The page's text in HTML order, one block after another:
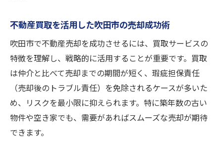
仲介と買取の違いが不動産売却に与える影
響
不動産売却の安心を得るための選択ポイン
ト
手数料ゼロで高額売却するための判断ポイント
不動産買取を活用した吹田市の売却成功術
吹田市で不動産売却を成功させるには、買取サービスの
特徴を理解し、戦略的に活用することが重要です。買取
は仲介と比べて売却までの期間が短く、瑕疵担保責任
（売却後のトラブル責任）を免除されるケースが多いた
め、リスクを最小限に抑えられます。特に築年数の古い
物件や空き家でも、需要があればスムーズな売却が期待
できます。